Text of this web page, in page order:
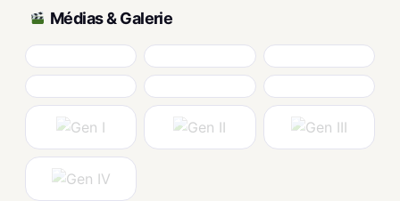
Médias & Galerie